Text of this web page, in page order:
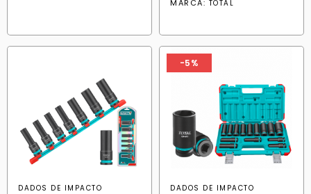
MARCA: TOTAL
DADOS DE IMPACTO
-5%
DADOS DE IMPACTO